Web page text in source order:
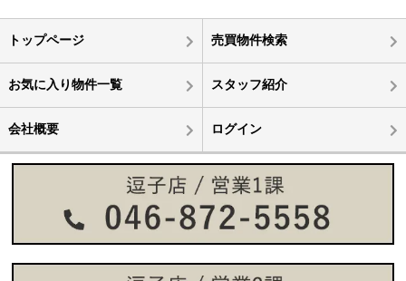
トップページ 売買物件検索
お気に入り物件一覧 スタッフ紹介
会社概要 ログイン